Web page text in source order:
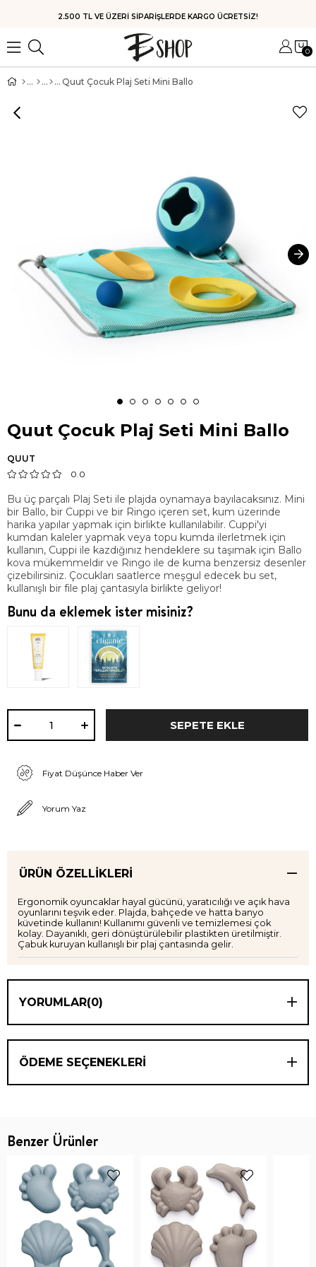
HIZLI KARGO
0
Quut Çocuk Plaj Seti Mini Ballo
Quut Çocuk Plaj Seti Mini Ballo
QUUT
0.0
Bu üç parçalı Plaj Seti ile plajda oynamaya bayılacaksınız. Mini
bir Ballo, bir Cuppi ve bir Ringo içeren set, kum üzerinde
harika yapılar yapmak için birlikte kullanılabilir. Cuppi'yi
kumdan kaleler yapmak veya topu kumda ilerletmek için
kullanın, Cuppi ile kazdığınız hendeklere su taşımak için Ballo
kova mükemmeldir ve Ringo ile de kuma benzersiz desenler
çizebilirsiniz. Çocukları saatlerce meşgul edecek bu set,
kullanışlı bir file plaj çantasıyla birlikte geliyor!
Bunu da eklemek ister misiniz?
Fiyat Düşünce Haber Ver
Yorum Yaz
ÜRÜN ÖZELLIKLERI
Ergonomik oyuncaklar hayal gücünü, yaratıcılığı ve açık hava
oyunlarını teşvik eder. Plajda, bahçede ve hatta banyo
küvetinde kullanın! Kullanımı güvenli ve temizlemesi çok
kolay. Dayanıklı, geri dönüştürülebilir plastikten üretilmiştir.
Çabuk kuruyan kullanışlı bir plaj çantasında gelir.
YORUMLAR(0)
ÖDEME SEÇENEKLERI
Benzer Ürünler